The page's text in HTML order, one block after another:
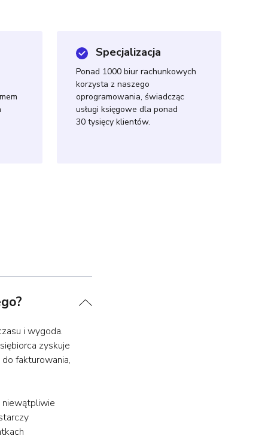
Specjalizacja
Ponad 1000 biur rachunkowych
korzysta z naszego
oprogramowania, świadcząc
usługi księgowe dla ponad
30 tysięcy klientów.
i wygoda.
zyskuje
fakturowania,
niewątpliwie